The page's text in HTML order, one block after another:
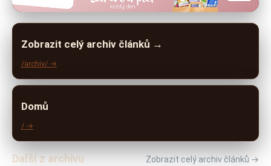
Zobrazit celý archiv článků →
/archiv/ →
Domů
/ →
Další z archivu Zobrazit celý archiv článků →